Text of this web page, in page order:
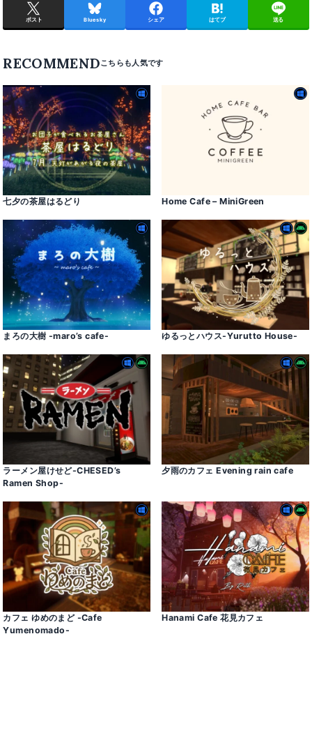
ポスト Bluesky シェア はてブ 送る
RECOMMEND
七夕の茶屋はるどり Home Cafe – MiniGreen
まろの大樹 -maro’s cafe- ゆるっとハウス-Yurutto House-
ラーメン屋けせど-CHESED’s
Ramen Shop-
夕雨のカフェ Evening rain cafe
カフェ ゆめのまど -Cafe
Yumenomado-
Hanami Cafe 花見カフェ